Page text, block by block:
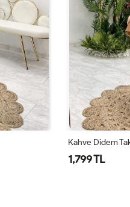
Kahve Didem
1,799 TL